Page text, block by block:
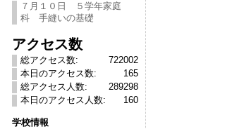
７月１０日 ５学年家庭
科 手縫いの基礎
アクセス数
722002
総アクセス数:
165
本日のアクセス数:
289298
総アクセス人数:
160
本日のアクセス人数:
学校情報